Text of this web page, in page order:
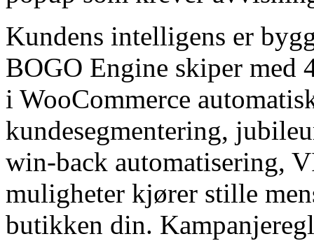
Kundens intelligens er
BOGO Engine skiper med
i WooCommerce
kundesegmentering,
win-back automatisering,
muligheter kjører stille
butikken din.